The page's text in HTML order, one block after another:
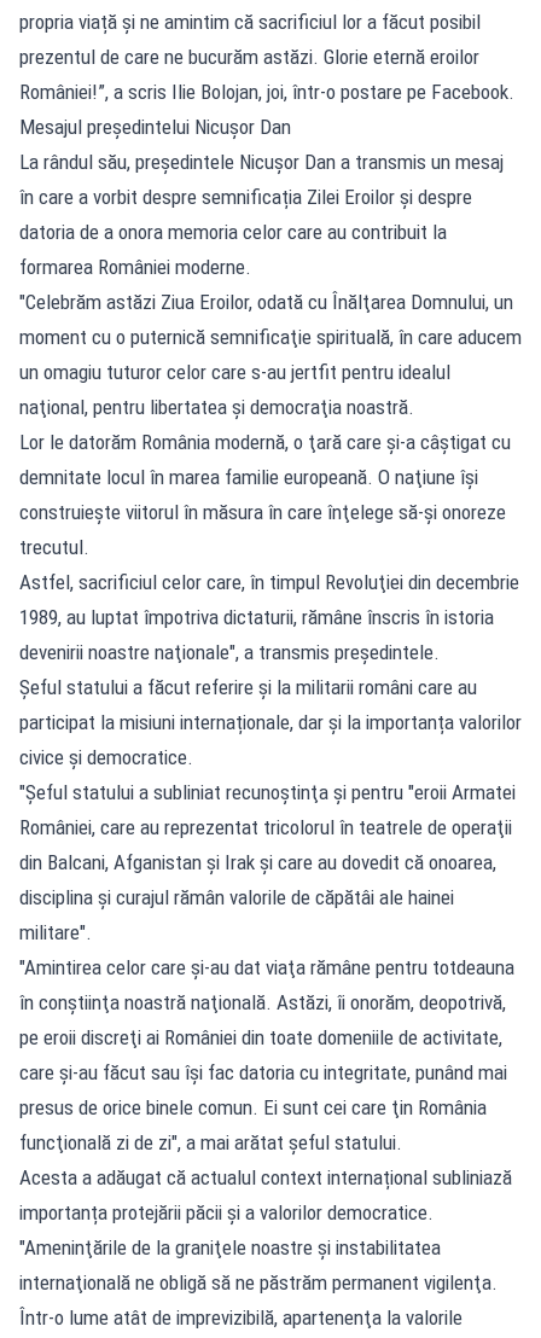
propria viață și ne amintim că sacrificiul lor a făcut posibil
prezentul de care ne bucurăm astăzi. Glorie eternă eroilor
României!”, a scris Ilie Bolojan, joi, într-o postare pe Facebook.
Mesajul președintelui Nicușor Dan
La rândul său, președintele Nicușor Dan a transmis un mesaj
în care a vorbit despre semnificația Zilei Eroilor și despre
datoria de a onora memoria celor care au contribuit la
formarea României moderne.
"Celebrăm astăzi Ziua Eroilor, odată cu Înălţarea Domnului, un
moment cu o puternică semnificaţie spirituală, în care aducem
un omagiu tuturor celor care s-au jertfit pentru idealul
naţional, pentru libertatea şi democraţia noastră.
Lor le datorăm România modernă, o ţară care şi-a câştigat cu
demnitate locul în marea familie europeană. O naţiune îşi
construieşte viitorul în măsura în care înţelege să-şi onoreze
trecutul.
Astfel, sacrificiul celor care, în timpul Revoluţiei din decembrie
1989, au luptat împotriva dictaturii, rămâne înscris în istoria
devenirii noastre naţionale", a transmis preşedintele.
Șeful statului a făcut referire și la militarii români care au
participat la misiuni internaționale, dar și la importanța valorilor
civice și democratice.
"Şeful statului a subliniat recunoştinţa şi pentru "eroii Armatei
României, care au reprezentat tricolorul în teatrele de operaţii
din Balcani, Afganistan şi Irak şi care au dovedit că onoarea,
disciplina şi curajul rămân valorile de căpătâi ale hainei
militare".
"Amintirea celor care şi-au dat viaţa rămâne pentru totdeauna
în conştiinţa noastră naţională. Astăzi, îi onorăm, deopotrivă,
pe eroii discreţi ai României din toate domeniile de activitate,
care şi-au făcut sau îşi fac datoria cu integritate, punând mai
presus de orice binele comun. Ei sunt cei care ţin România
funcţională zi de zi", a mai arătat şeful statului.
Acesta a adăugat că actualul context internațional subliniază
importanța protejării păcii și a valorilor democratice.
"Ameninţările de la graniţele noastre şi instabilitatea
internaţională ne obligă să ne păstrăm permanent vigilenţa.
Într-o lume atât de imprevizibilă, apartenenţa la valorile